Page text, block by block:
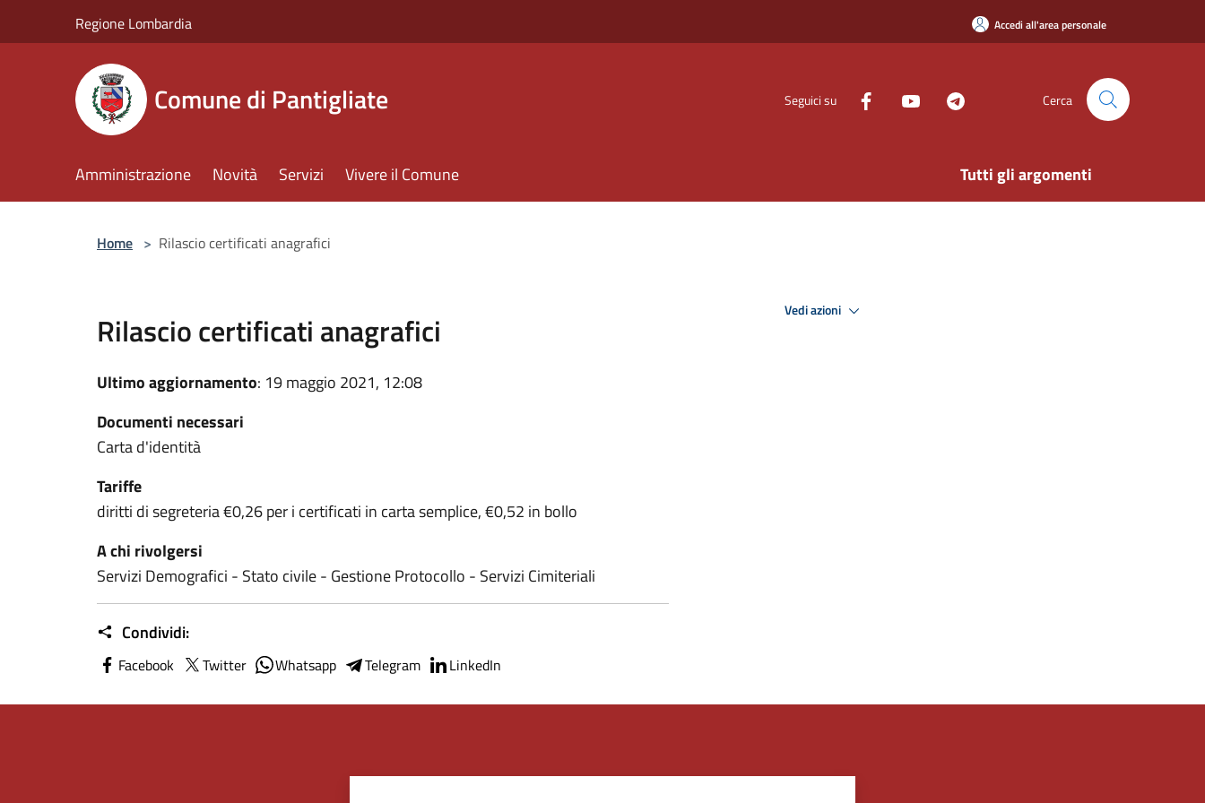
Regione Lombardia Accedi all'area personale
Comune di Pantigliate Seguici su Cerca
Amministrazione Novità Servizi Vivere il Comune Tutti gli argomenti
Home > Rilascio certificati anagrafici
Rilascio certificati anagrafici
Ultimo aggiornamento: 19 maggio 2021, 12:08
Documenti necessari
Carta d'identità
Tariffe
diritti di segreteria €0,26 per i certificati in carta semplice, €0,52 in bollo
A chi rivolgersi
Servizi Demografici - Stato civile - Gestione Protocollo - Servizi Cimiteriali
Condividi:
Facebook Twitter Whatsapp Telegram LinkedIn
Vedi azioni